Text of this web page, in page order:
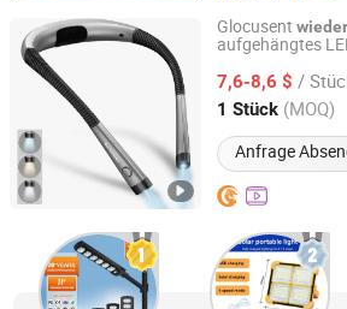
Glocusent
aufgehängtes
7,6-8,6 $ /
1 Stück (MOQ)
Anfrage
Shenzhen Reevictor Technology Co.,
Guangdong, China Seit